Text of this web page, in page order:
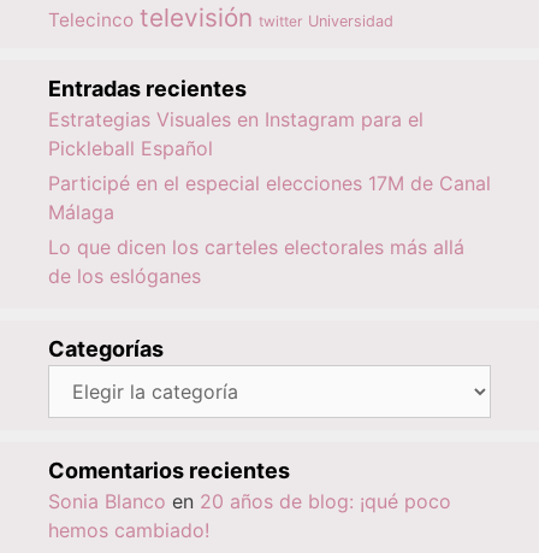
Telecinco televisión twitter Universidad
Entradas recientes
Estrategias Visuales en Instagram para el
Pickleball Español
Participé en el especial elecciones 17M de Canal
Málaga
Lo que dicen los carteles electorales más allá
de los eslóganes
Categorías
Comentarios recientes
Sonia Blanco en 20 años de blog: ¡qué poco
hemos cambiado!